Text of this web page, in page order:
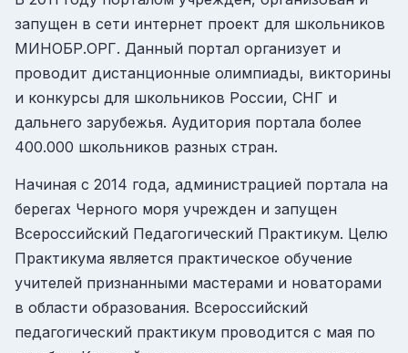
запущен в сети интернет проект для школьников
МИНОБР.ОРГ. Данный портал организует и
проводит дистанционные олимпиады, викторины
и конкурсы для школьников России, СНГ и
дальнего зарубежья. Аудитория портала более
400.000 школьников разных стран.
Начиная с 2014 года, администрацией портала на
берегах Черного моря учрежден и запущен
Всероссийский Педагогический Практикум. Целю
Практикума является практическое обучение
учителей признанными мастерами и новаторами
в области образования. Всероссийский
педагогический практикум проводится с мая по